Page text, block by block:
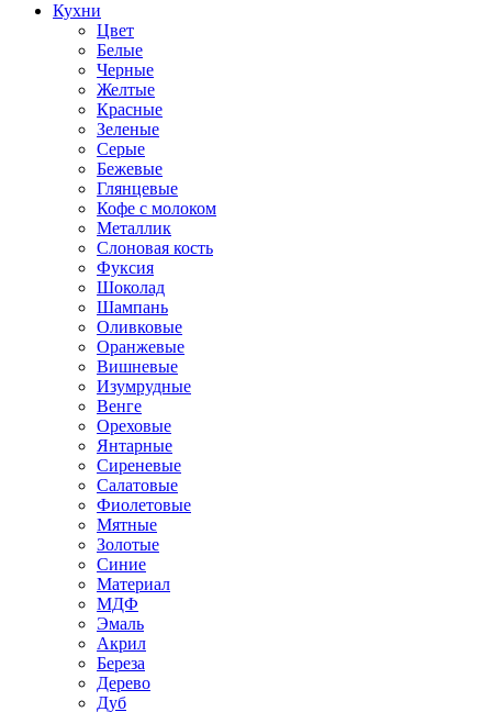
Кухни
Цвет
Белые
Черные
Желтые
Красные
Зеленые
Серые
Бежевые
Глянцевые
Кофе с молоком
Металлик
Слоновая кость
Фуксия
Шоколад
Шампань
Оливковые
Оранжевые
Вишневые
Изумрудные
Венге
Ореховые
Янтарные
Сиреневые
Салатовые
Фиолетовые
Мятные
Золотые
Синие
Материал
МДФ
Эмаль
Акрил
Береза
Дерево
Дуб